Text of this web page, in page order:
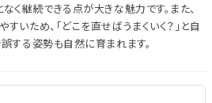
く継続できる点が大きな魅力です。また、
いため、「どこを直せばうまくいく？」と自
する姿勢も自然に育まれます。